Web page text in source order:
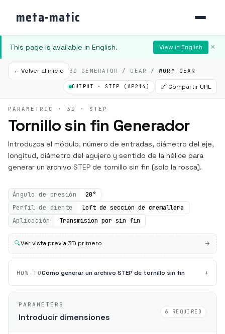
meta-matic
This page is available in English. View in English ×
← Volver al inicio 3D GENERATOR / GEAR /WORM GEAR
OUTPUT · STEP (AP214) 🔗 Compartir URL
PARAMETRIC · 3D · STEP
Tornillo sin fin Generador
Introduzca el módulo, número de entradas, diámetro del eje,
longitud, diámetro del agujero y sentido de la hélice para
generar un archivo STEP de tornillo sin fin (solo la rosca).
Ángulo de presión
20°
Perfil de diente
Loft de sección de cremallera
Aplicación
Transmisión por sin fin
🔍Ver vista previa 3D primero
HOW-TOCómo generar un archivo STEP de tornillo sin fin +
PARAMETERS
Introducir dimensiones
6 REQUIRED